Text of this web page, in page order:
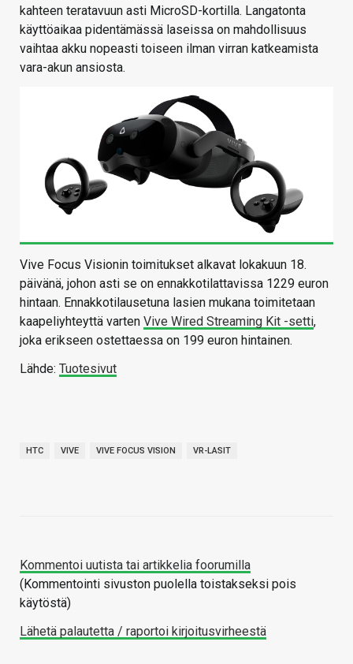
kahteen teratavuun asti MicroSD-kortilla. Langatonta
käyttöaikaa pidentämässä laseissa on mahdollisuus
vaihtaa akku nopeasti toiseen ilman virran katkeamista
vara-akun ansiosta.
Vive Focus Visionin toimitukset alkavat lokakuun 18.
päivänä, johon asti se on ennakkotilattavissa 1229 euron
hintaan. Ennakkotilausetuna lasien mukana toimitetaan
kaapeliyhteyttä varten Vive Wired Streaming Kit -setti,
joka erikseen ostettaessa on 199 euron hintainen.
Lähde: Tuotesivut
HTC VIVE VIVE FOCUS VISION VR-LASIT
Kommentoi uutista tai artikkelia foorumilla
(Kommentointi sivuston puolella toistakseksi pois
käytöstä)
Lähetä palautetta / raportoi kirjoitusvirheestä